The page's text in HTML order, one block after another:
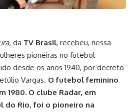
da TV Brasil, recebeu, nessa
pioneiras no futebol
desde os anos 1940, por decreto
Vargas. O futebol feminino
1980. O clube Radar, em
do Rio, foi o pioneiro na